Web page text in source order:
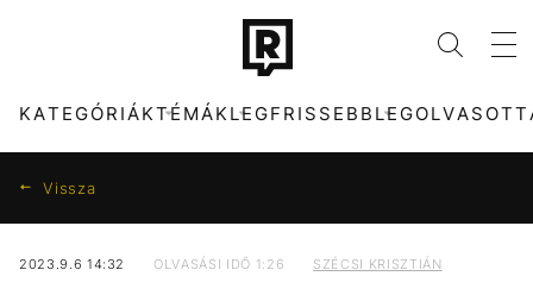
KATEGÓRIÁKTÉMÁKLEGFRISSEBB
Vissza
2023.9.6 14:32 OLVASÁSI IDŐ 1:26 SZÉCSI KRISZTIÁN